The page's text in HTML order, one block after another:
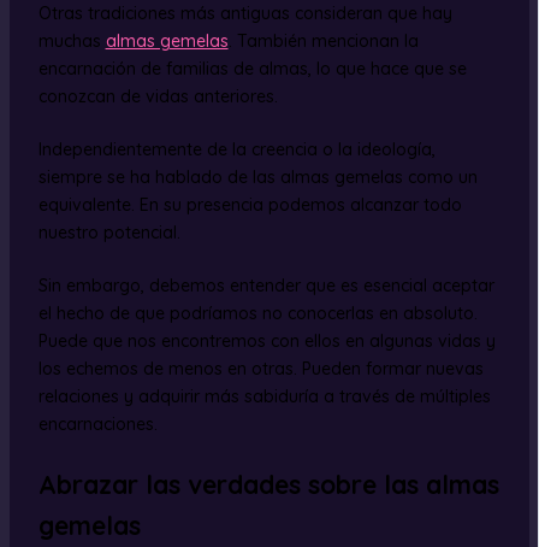
Otras tradiciones más antiguas consideran que hay
muchas almas gemelas. También mencionan la
encarnación de familias de almas, lo que hace que se
conozcan de vidas anteriores.
Independientemente de la creencia o la ideología,
siempre se ha hablado de las almas gemelas como un
equivalente. En su presencia podemos alcanzar todo
nuestro potencial.
Sin embargo, debemos entender que es esencial aceptar
el hecho de que podríamos no conocerlas en absoluto.
Puede que nos encontremos con ellos en algunas vidas y
los echemos de menos en otras. Pueden formar nuevas
relaciones y adquirir más sabiduría a través de múltiples
encarnaciones.
Abrazar las verdades sobre las almas
gemelas